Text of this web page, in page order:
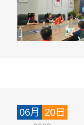
06月 20日